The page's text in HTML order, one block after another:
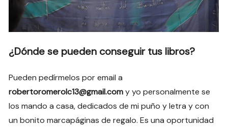
¿Dónde se pueden conseguir tus libros?
Pueden pedírmelos por email a
robertoromerolc13@gmail.comy yo personalmente se
los mando a casa, dedicados de mi puño y letra y con
un bonito marcapáginas de regalo. Es una oportunidad